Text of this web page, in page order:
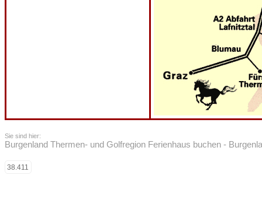
Sie sind hier:
Burgenland Thermen- und Golfregion Ferienhaus buchen -
38.411